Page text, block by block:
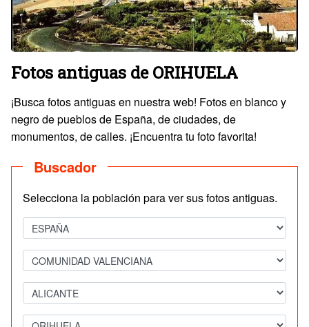
Fotos antiguas de ORIHUELA
¡Busca fotos antiguas en nuestra web! Fotos en blanco y
negro de pueblos de España, de ciudades, de
monumentos, de calles. ¡Encuentra tu foto favorita!
Buscador
Selecciona la población para ver sus fotos antiguas.